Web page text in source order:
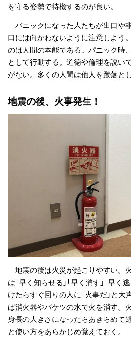
を守る姿勢で待機するのが良い。
パニックになった人たちが出口や
口には向かわないように注意しよう
のは人間の本能である。パニック時
として行動する。道徳や倫理を説い
がない。多くの人間は他人を蹴落と
地震の後、火事発生！
地震の後は火災が起こりやすい。
は「早く知らせる」「早く消す」「早
けたらすぐ回りの人に「火事だ」と
ば消火器やバケツの水で火を消す。
身長の大きさになったらあきらめて
と使い方をあらかじめ覚えておく。